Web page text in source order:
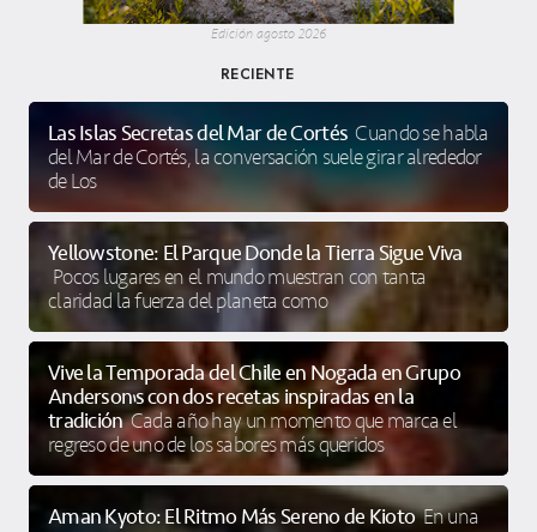
Edición agosto 2026
RECIENTE
Las Islas Secretas del Mar de Cortés Cuando se habla
del Mar de Cortés, la conversación suele girar alrededor
de Los
Yellowstone: El Parque Donde la Tierra Sigue Viva
Pocos lugares en el mundo muestran con tanta
claridad la fuerza del planeta como
Vive la Temporada del Chile en Nogada en Grupo
Anderson’s con dos recetas inspiradas en la
tradición Cada año hay un momento que marca el
regreso de uno de los sabores más queridos
Aman Kyoto: El Ritmo Más Sereno de Kioto En una